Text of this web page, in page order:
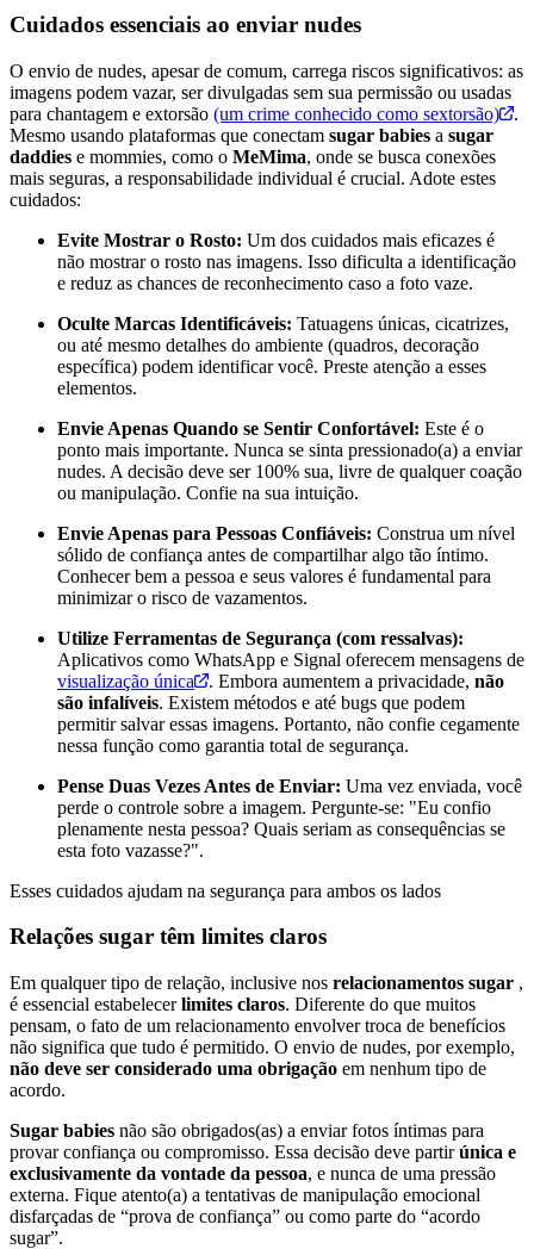
Cuidados essenciais ao enviar nudes
O envio de nudes, apesar de comum, carrega riscos significativos: as
imagens podem vazar, ser divulgadas sem sua permissão ou usadas
para chantagem e extorsão (um crime conhecido como sextorsão)
.
Mesmo usando plataformas que conectam sugar babies a sugar
daddies e mommies, como o MeMima, onde se busca conexões
mais seguras, a responsabilidade individual é crucial. Adote estes
cuidados:
Evite Mostrar o Rosto: Um dos cuidados mais eficazes é
não mostrar o rosto nas imagens. Isso dificulta a identificação
e reduz as chances de reconhecimento caso a foto vaze.
Oculte Marcas Identificáveis: Tatuagens únicas, cicatrizes,
ou até mesmo detalhes do ambiente (quadros, decoração
específica) podem identificar você. Preste atenção a esses
elementos.
Envie Apenas Quando se Sentir Confortável: Este é o
ponto mais importante. Nunca se sinta pressionado(a) a enviar
nudes. A decisão deve ser 100% sua, livre de qualquer coação
ou manipulação. Confie na sua intuição.
Envie Apenas para Pessoas Confiáveis: Construa um nível
sólido de confiança antes de compartilhar algo tão íntimo.
Conhecer bem a pessoa e seus valores é fundamental para
minimizar o risco de vazamentos.
Utilize Ferramentas de Segurança (com ressalvas):
Aplicativos como WhatsApp e Signal oferecem mensagens de
visualização única
. Embora aumentem a privacidade, não
são infalíveis. Existem métodos e até bugs que podem
permitir salvar essas imagens. Portanto, não confie cegamente
nessa função como garantia total de segurança.
Pense Duas Vezes Antes de Enviar: Uma vez enviada, você
perde o controle sobre a imagem. Pergunte-se: "Eu confio
plenamente nesta pessoa? Quais seriam as consequências se
esta foto vazasse?".
Esses cuidados ajudam na segurança para ambos os lados
Relações sugar têm limites claros
Em qualquer tipo de relação, inclusive nos relacionamentos sugar ,
é essencial estabelecerlimites claros. Diferente do que muitos
pensam, o fato de um relacionamento envolver troca de benefícios
não significa que tudo é permitido. O envio de nudes, por exemplo,
não deve ser considerado uma obrigação em nenhum tipo de
acordo.
Sugar babies não são obrigados(as) a enviar fotos íntimas para
provar confiança ou compromisso. Essa decisão deve partirúnica e
exclusivamente da vontade da pessoa, e nunca de uma pressão
externa. Fique atento(a) a tentativas de manipulação emocional
disfarçadas de “prova de confiança” ou como parte do “acordo
sugar”.